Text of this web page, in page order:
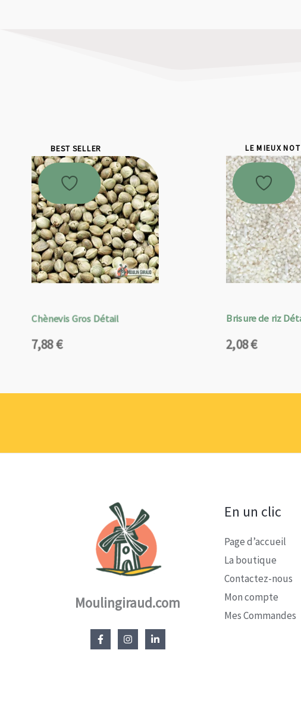
BEST SELLER
Chènevis Gros Détail
7,88€
LE MIEUX
Brisure de riz
2,08€
Moulingiraud.com
En un clic
Page d’accueil
La boutique
Contactez-nous
Mon compte
Mes Commandes